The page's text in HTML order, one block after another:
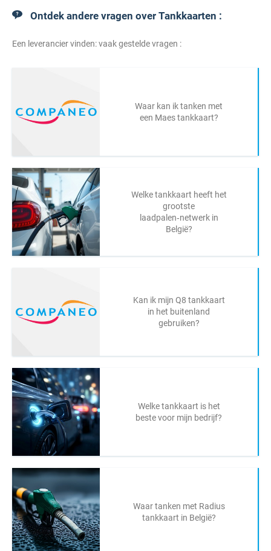
Ontdek andere vragen over Tankkaarten :
Een leverancier vinden: vaak gestelde vragen :
Waar kan ik tanken met
een Maes tankkaart?
Welke tankkaart heeft het
grootste
laadpalen‑netwerk in
België?
Kan ik mijn Q8 tankkaart
in het buitenland
gebruiken?
Welke tankkaart is het
beste voor mijn bedrijf?
Waar tanken met Radius
tankkaart in België?